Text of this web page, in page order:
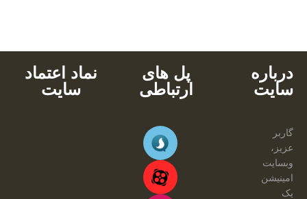
درباره
سایت
پل های
ارتباطی
نماد اعتماد
سایت
گاربر
عزیز،
وبسایت
امینیشن
یک